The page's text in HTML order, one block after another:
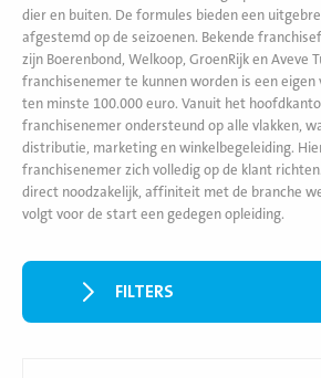
dier en buiten. De formules bieden een
afgestemd op de seizoenen. Bekende
zijn Boerenbond, Welkoop, GroenRijk en Aveve
franchisenemer te kunnen worden is een eigen
ten minste 100.000 euro. Vanuit het
franchisenemer ondersteund op alle vlakken,
distributie, marketing en winkelbegeleiding.
franchisenemer zich volledig op de klant
direct noodzakelijk, affiniteit met de branche
volgt voor de start een gedegen opleiding.
FILTERS